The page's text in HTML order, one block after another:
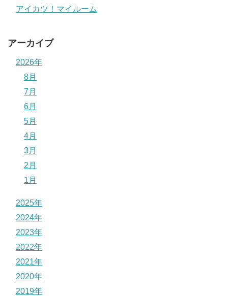
アイカツ！マイルーム
アーカイブ
2026年
8月
7月
6月
5月
4月
3月
2月
1月
2025年
2024年
2023年
2022年
2021年
2020年
2019年